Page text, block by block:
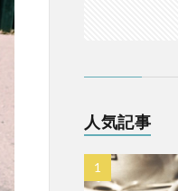
人気記事